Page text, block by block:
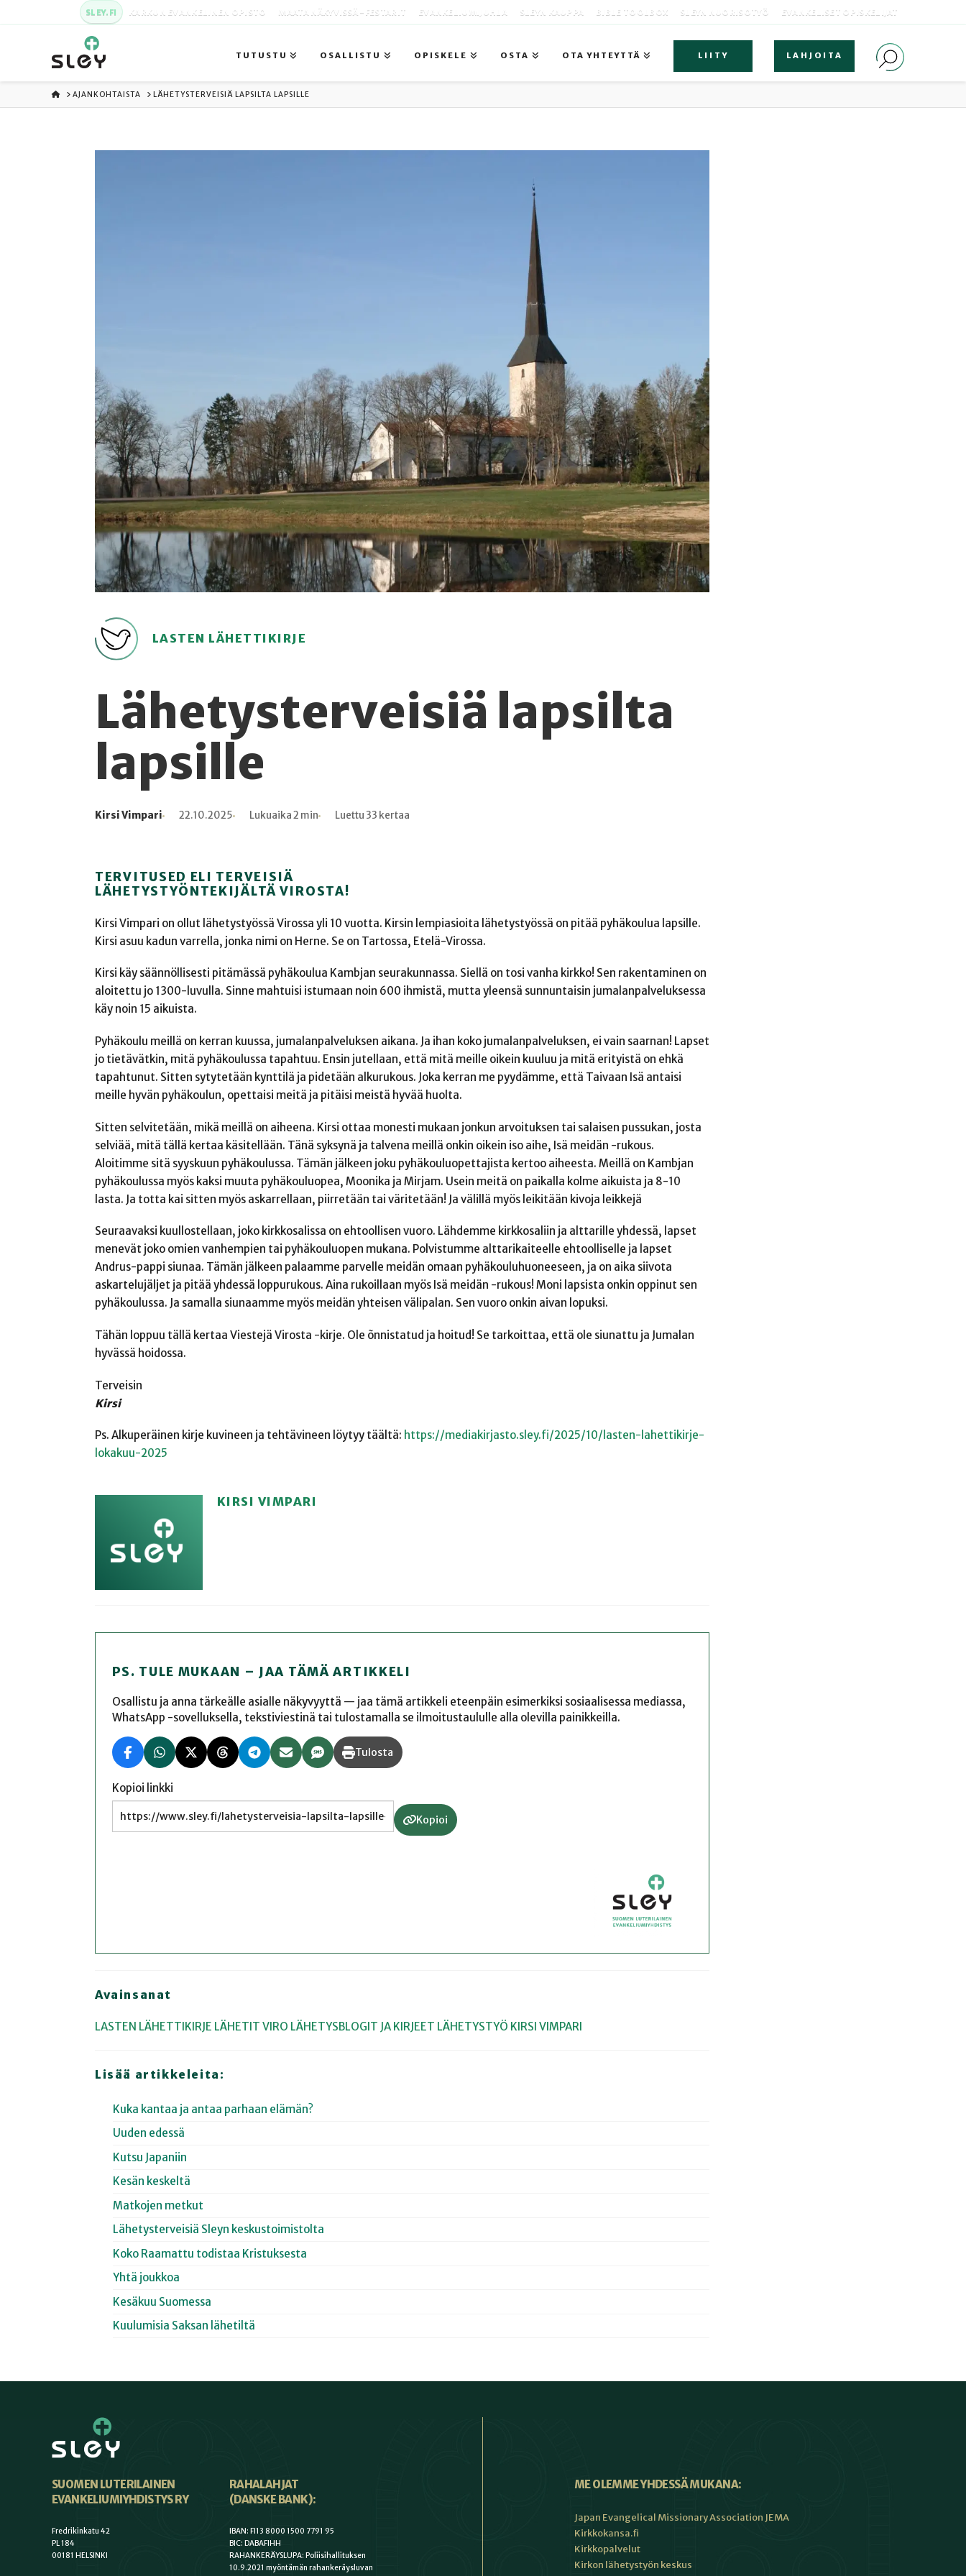
SLEY.FI KARKUN EVANKELINEN OPISTO MAATA NÄKYVISSÄ -FESTARIT EVANKELIUMIJUHLA SLEYN KAUPPA BIBLE TOOLBOX SLEYN NUORISOTYÖ EVANKELISET OPISKELIJAT
TUTUSTU OSALLISTU OPISKELE OSTA OTA YHTEYTTÄ LIITY LAHJOITA
ETUSIVU
AJANKOHTAISTA LÄHETYSTERVEISIÄ LAPSILTA LAPSILLE
LASTEN LÄHETTIKIRJE
Lähetysterveisiä lapsilta
lapsille
Kirjoittaja
Kirsi Vimpari
Julkaistu 22.10.2025
Lukuaika Lukuaika 2 min
Lukukertoja Luettu 33 kertaa
TERVITUSED ELI TERVEISIÄ
LÄHETYSTYÖNTEKIJÄLTÄ VIROSTA!
Kirsi Vimpari on ollut lähetystyössä Virossa yli 10 vuotta. Kirsin lempiasioita lähetystyössä on pitää pyhäkoulua lapsille.
Kirsi asuu kadun varrella, jonka nimi on Herne. Se on Tartossa, Etelä-Virossa.
Kirsi käy säännöllisesti pitämässä pyhäkoulua Kambjan seurakunnassa. Siellä on tosi vanha kirkko! Sen rakentaminen on
aloitettu jo 1300-luvulla. Sinne mahtuisi istumaan noin 600 ihmistä, mutta yleensä sunnuntaisin jumalanpalveluksessa
käy noin 15 aikuista.
Pyhäkoulu meillä on kerran kuussa, jumalanpalveluksen aikana. Ja ihan koko jumalanpalveluksen, ei vain saarnan! Lapset
jo tietävätkin, mitä pyhäkoulussa tapahtuu. Ensin jutellaan, että mitä meille oikein kuuluu ja mitä erityistä on ehkä
tapahtunut. Sitten sytytetään kynttilä ja pidetään alkurukous. Joka kerran me pyydämme, että Taivaan Isä antaisi
meille hyvän pyhäkoulun, opettaisi meitä ja pitäisi meistä hyvää huolta.
Sitten selvitetään, mikä meillä on aiheena. Kirsi ottaa monesti mukaan jonkun arvoituksen tai salaisen pussukan, josta
selviää, mitä tällä kertaa käsitellään. Tänä syksynä ja talvena meillä onkin oikein iso aihe, Isä meidän -rukous.
Aloitimme sitä syyskuun pyhäkoulussa. Tämän jälkeen joku pyhäkouluopettajista kertoo aiheesta. Meillä on Kambjan
pyhäkoulussa myös kaksi muuta pyhäkouluopea, Moonika ja Mirjam. Usein meitä on paikalla kolme aikuista ja 8-10
lasta. Ja totta kai sitten myös askarrellaan, piirretään tai väritetään! Ja välillä myös leikitään kivoja leikkejä
Seuraavaksi kuullostellaan, joko kirkkosalissa on ehtoollisen vuoro. Lähdemme kirkkosaliin ja alttarille yhdessä, lapset
menevät joko omien vanhempien tai pyhäkouluopen mukana. Polvistumme alttarikaiteelle ehtoolliselle ja lapset
Andrus-pappi siunaa. Tämän jälkeen palaamme parvelle meidän omaan pyhäkouluhuoneeseen, ja on aika siivota
askartelujäljet ja pitää yhdessä loppurukous. Aina rukoillaan myös Isä meidän -rukous! Moni lapsista onkin oppinut sen
pyhäkoulussa. Ja samalla siunaamme myös meidän yhteisen välipalan. Sen vuoro onkin aivan lopuksi.
Tähän loppuu tällä kertaa Viestejä Virosta -kirje. Ole õnnistatud ja hoitud! Se tarkoittaa, että ole siunattu ja Jumalan
hyvässä hoidossa.
Terveisin
Kirsi
Ps. Alkuperäinen kirje kuvineen ja tehtävineen löytyy täältä: https://mediakirjasto.sley.fi/2025/10/lasten-lahettikirje-
lokakuu-2025
KIRSI VIMPARI
PS. TULE MUKAAN – JAA TÄMÄ ARTIKKELI
Osallistu ja anna tärkeälle asialle näkyvyyttä — jaa tämä artikkeli eteenpäin esimerkiksi sosiaalisessa mediassa,
WhatsApp -sovelluksella, tekstiviestinä tai tulostamalla se ilmoitustaululle alla olevilla painikkeilla.
Tulosta
Kopioi linkki
Kopioi
Avainsanat
LASTEN LÄHETTIKIRJE LÄHETIT VIRO LÄHETYSBLOGIT JA KIRJEET LÄHETYSTYÖ KIRSI VIMPARI
Lisää artikkeleita:
Kuka kantaa ja antaa parhaan elämän?
Uuden edessä
Kutsu Japaniin
Kesän keskeltä
Matkojen metkut
Lähetysterveisiä Sleyn keskustoimistolta
Koko Raamattu todistaa Kristuksesta
Yhtä joukkoa
Kesäkuu Suomessa
Kuulumisia Saksan lähetiltä
SUOMEN LUTERILAINEN
EVANKELIUMIYHDISTYS RY
Fredrikinkatu 42
PL 184
00181 HELSINKI
RAHALAHJAT
(DANSKE BANK):
IBAN: FI13 8000 1500 7791 95
BIC: DABAFIHH
RAHANKERÄYSLUPA: Poliisihallituksen
10.9.2021 myöntämän rahankeräysluvan
ME OLEMME YHDESSÄ MUKANA:
Japan Evangelical Missionary Association JEMA
Kirkkokansa.fi
Kirkkopalvelut
Kirkon lähetystyön keskus